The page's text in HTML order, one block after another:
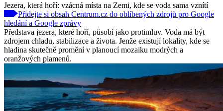
Jezera, která hoří: vzácná místa na Zemi, kde se voda sama vznítí
Přidejte si obsah Centrum.cz do oblíbených zdrojů pro Google
hledání a Google zprávy
Představa jezera, které hoří, působí jako protimluv. Voda má být
zdrojem chladu, stabilizace a života. Jenže existují lokality, kde se
hladina skutečně promění v planoucí mozaiku modrých a
oranžových plamenů.